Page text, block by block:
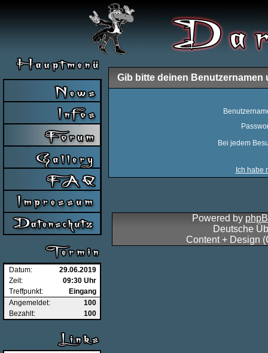
Datum:
29.06.2019
Zeit:
09:30 Uhr
Treffpunkt:
Eingang
Angemeldet:
100
Bezahlt:
100
Gib bitte deinen
Bei jedem
Ich habe
Powered by
Deutsche
Content + Design